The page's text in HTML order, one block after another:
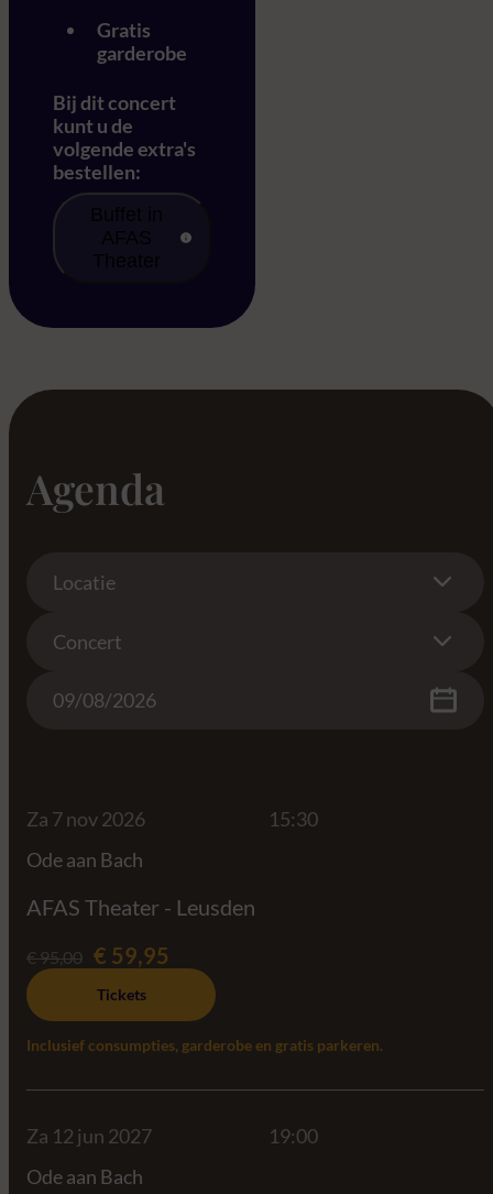
Gratis
garderobe
Bij dit concert
kunt u de
volgende extra's
bestellen:
Buffet in
AFAS
Theater
Agenda
Locatie
Concert
Za 7 nov 2026
15:30
Ode aan Bach
AFAS Theater - Leusden
€ 95,00 € 59,95
Tickets
Inclusief consumpties, garderobe en gratis parkeren.
Za 12 jun 2027
19:00
Ode aan Bach